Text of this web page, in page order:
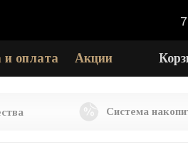
и оплата Акции
Система